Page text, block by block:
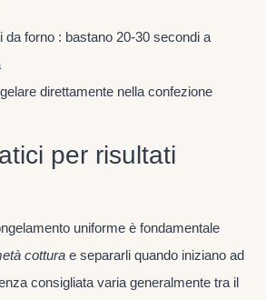
da forno : bastano 20-30 secondi a
direttamente nella confezione
per risultati
uniforme è fondamentale
cottura e separarli quando iniziano ad
consigliata varia generalmente tra il